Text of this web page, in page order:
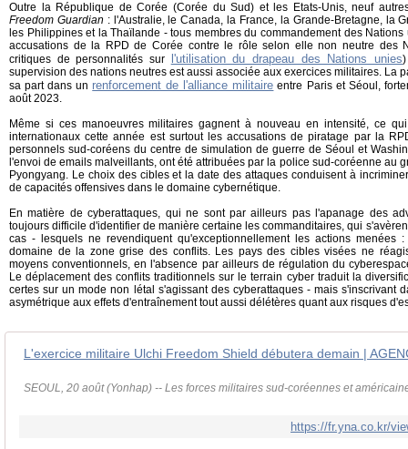
Outre la République de Corée (Corée du Sud) et les Etats-Unis, neuf
Freedom Guardian : l'Australie, le Canada, la France, la Grande-Bretagne, la
les Philippines et la Thaïlande - tous membres du commandement des
accusations de la RPD de Corée contre le rôle selon elle non neutre des
critiques de personnalités sur
l'utilisation du drapeau des Nations unies
supervision des nations neutres est aussi associée aux exercices militaires. La
sa part dans un renforcement de l'alliance militaire entre Paris et Séoul,
août 2023.
Même si ces manoeuvres militaires gagnent à nouveau en intensité, ce
internationaux cette année est surtout les accusations de piratage par la
personnels sud-coréens du centre de simulation de guerre de Séoul et
l'envoi de emails malveillants, ont été attribuées par la police sud-coréenne au
Pyongyang. Le choix des cibles et la date des attaques conduisent à
de capacités offensives dans le domaine cybernétique.
En matière de cyberattaques, qui ne sont par ailleurs pas l'apanage des
toujours difficile d'identifier de manière certaine les commanditaires, qui
cas - lesquels ne revendiquent qu'exceptionnellement les actions menées
domaine de la zone grise des conflits. Les pays des cibles visées ne
moyens conventionnels, en l'absence par ailleurs de régulation du
Le déplacement des conflits traditionnels sur le terrain cyber traduit la
certes sur un mode non létal s'agissant des cyberattaques - mais s'inscrivant
asymétrique aux effets d'entraînement tout aussi délétères quant aux risques
L'exercice militaire Ulchi Freedom Shield débutera demain |
SEOUL, 20 août (Yonhap) -- Les forces militaires sud-coréennes et
https://fr.yna.co.kr/